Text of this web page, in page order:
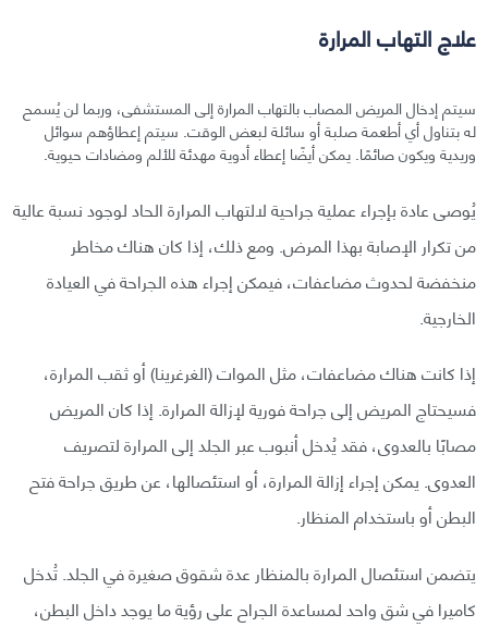
علاج التهاب المرارة
سيتم إدخال المريض المصاب بالتهاب المرارة إلى المستشفى، وربما لن يُسمح
له بتناول أي أطعمة صلبة أو سائلة لبعض الوقت. سيتم إعطاؤهم سوائل
وريدية ويكون صائمًا. يمكن أيضًا إعطاء أدوية مهدئة للألم ومضادات حيوية.
يُوصى عادة بإجراء عملية جراحية لالتهاب المرارة الحاد لوجود نسبة عالية
من تكرار الإصابة بهذا المرض. ومع ذلك، إذا كان هناك مخاطر
منخفضة لحدوث مضاعفات، فيمكن إجراء هذه الجراحة في العيادة
الخارجية.
إذا كانت هناك مضاعفات، مثل الموات (الغرغرينا) أو ثقب المرارة،
فسيحتاج المريض إلى جراحة فورية لإزالة المرارة. إذا كان المريض
مصابًا بالعدوى، فقد يُدخل أنبوب عبر الجلد إلى المرارة لتصريف
العدوى. يمكن إجراء إزالة المرارة، أو استئصالها، عن طريق جراحة فتح
البطن أو باستخدام المنظار.
يتضمن استئصال المرارة بالمنظار عدة شقوق صغيرة في الجلد. تُدخل
كاميرا في شق واحد لمساعدة الجراح على رؤية ما يوجد داخل البطن،